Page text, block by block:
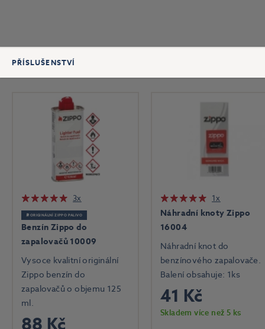
PŘÍSLUŠENSTVÍ
3x
⛽ ORIGINÁLNÍ ZIPPO PALIVO
Benzín Zippo do
zapalovačů 10009
Vysoce kvalitní originální
Zippo benzín do
zapalovačů o objemu 125
ml.
88 Kč
1x
Náhradní knoty Zippo
16004
Náhradní knot do
benzínového zapalovače.
Balení obsahuje: 1ks
41 Kč
Skladem více než 5 ks